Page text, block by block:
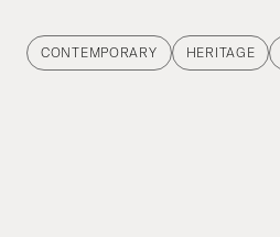
CONTEMPORARY HERITAGE